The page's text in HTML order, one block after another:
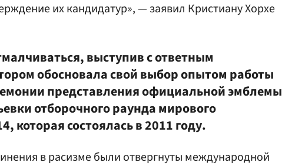
их кандидатур», — заявил Кристиану Хорхе
выступив с ответным
обосновала свой выбор опытом работы
представления официальной эмблемы
отборочного раунда мирового
которая состоялась в 2011 году.
в расизме были отвергнуты международной